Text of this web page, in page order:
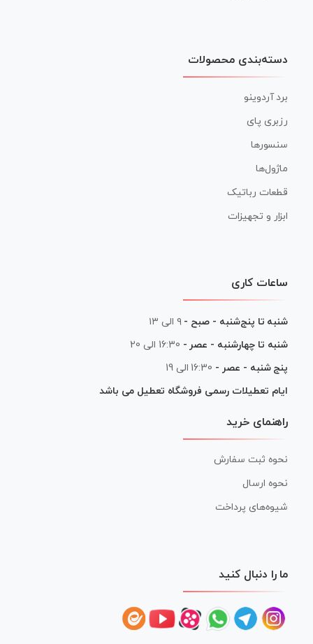
دسته‌بندی محصولات
برد آردوینو
رزبری پای
سنسورها
ماژول‌ها
قطعات رباتیک
ابزار و تجهیزات
ساعات کاری
شنبه تا پنج‌شنبه - صبح - ۹ الی ۱۳
شنبه تا چهارشنبه - عصر - 16:30 الی 20
پنج شنبه - عصر - 16:30 الی 19
ایام تعطیلات رسمی فروشگاه تعطیل می باشد
راهنمای خرید
نحوه ثبت سفارش
نحوه ارسال
شیوه‌های پرداخت
ما را دنبال کنید